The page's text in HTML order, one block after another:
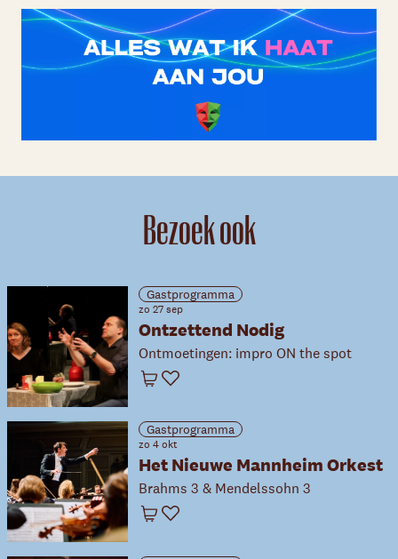
Bezoek ook
Gastprogramma
zo 27 sep
Ontzettend Nodig
Ontmoetingen: impro ON the spot
Winkelwagen
Favoriet
Gastprogramma
zo 4 okt
Het Nieuwe Mannheim Orkest
Brahms 3 & Mendelssohn 3
Winkelwagen
Favoriet